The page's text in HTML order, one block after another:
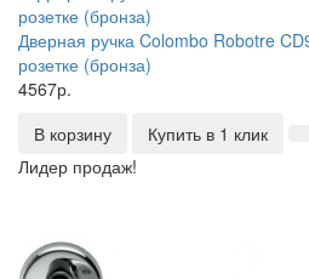
Дверная ручка Colombo Robotre
розетке (бронза)
4567р.
В корзину
Купить в 1 клик
Лидер продаж!